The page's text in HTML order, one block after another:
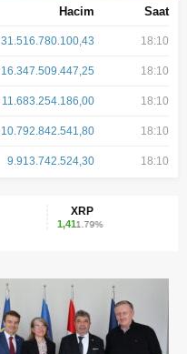
Hacim Saat
31.516.780.100,43 18:10
16.347.509.447,25 18:10
11.683.254.186,00 18:10
10.792.842.541,80 18:10
9.913.742.524,30 18:10
1.79%